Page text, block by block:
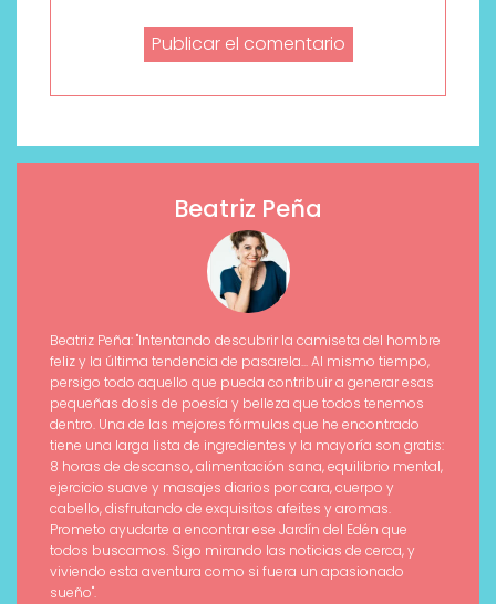
Beatriz Peña
Beatriz Peña: "Intentando descubrir la camiseta del hombre
feliz y la última tendencia de pasarela... Al mismo tiempo,
persigo todo aquello que pueda contribuir a generar esas
pequeñas dosis de poesía y belleza que todos tenemos
dentro. Una de las mejores fórmulas que he encontrado
tiene una larga lista de ingredientes y la mayoría son gratis:
8 horas de descanso, alimentación sana, equilibrio mental,
ejercicio suave y masajes diarios por cara, cuerpo y
cabello, disfrutando de exquisitos afeites y aromas.
Prometo ayudarte a encontrar ese Jardín del Edén que
todos buscamos. Sigo mirando las noticias de cerca, y
viviendo esta aventura como si fuera un apasionado
sueño".